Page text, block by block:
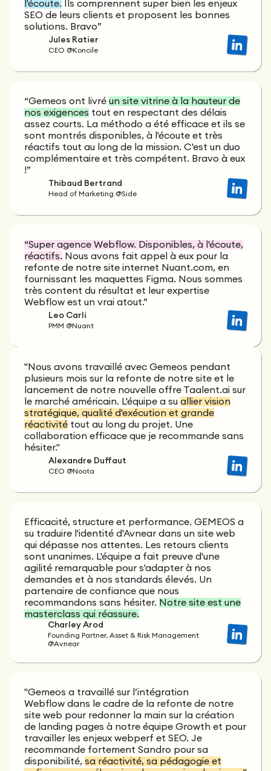
l'écoute. Ils comprennent super bien les enjeux
SEO de leurs clients et proposent les bonnes
solutions. Bravo”
Jules Ratier
CEO @Koncile
“Gemeos ont livré un site vitrine à la hauteur de
nos exigences tout en respectant des délais
assez courts. La méthodo a été efficace et ils se
sont montrés disponibles, à l'écoute et très
réactifs tout au long de la mission. C'est un duo
complémentaire et très compétent. Bravo à eux
!”
Thibaud Bertrand
Head of Marketing @Side
“Super agence Webflow. Disponibles, à l'écoute,
réactifs. Nous avons fait appel à eux pour la
refonte de notre site internet Nuant.com, en
fournissant les maquettes Figma. Nous sommes
très content du résultat et leur expertise
Webflow est un vrai atout.”
Leo Carli
PMM @Nuant
"Nous avons travaillé avec Gemeos pendant
plusieurs mois sur la refonte de notre site et le
lancement de notre nouvelle offre Taalent.ai sur
le marché américain. L'équipe a su allier vision
stratégique, qualité d'exécution et grande
réactivité tout au long du projet. Une
collaboration efficace que je recommande sans
hésiter."
Alexandre Duffaut
CEO @Noota
Efficacité, structure et performance. GEMEOS a
su traduire l'identité d'Avnear dans un site web
qui dépasse nos attentes. Les retours clients
sont unanimes. L'équipe a fait preuve d'une
agilité remarquable pour s'adapter à nos
demandes et à nos standards élevés. Un
partenaire de confiance que nous
recommandons sans hésiter. Notre site est une
masterclass qui réassure.
Charley Arod
Founding Partner. Asset & Risk Management
@Avnear
"Gemeos a travaillé sur l’intégration
Webflow dans le cadre de la refonte de notre
site web pour redonner la main sur la création
de landing pages à notre équipe Growth et pour
travailler les enjeux webperf et SEO. Je
recommande fortement Sandro pour sa
disponibilité, sa réactivité, sa pédagogie et